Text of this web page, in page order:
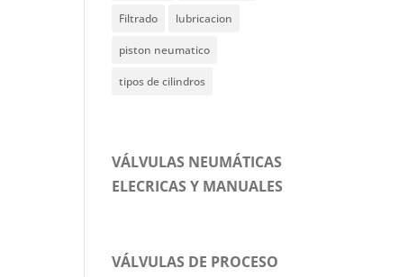
Filtrado lubricacion
piston neumatico
tipos de cilindros
VÁLVULAS NEUMÁTICAS
ELECRICAS Y MANUALES
VÁLVULAS DE PROCESO